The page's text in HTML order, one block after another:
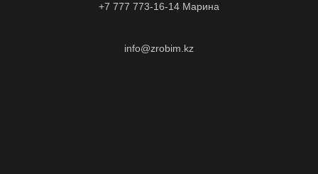
+7 777 773-16-14 Марина
info@zrobim.kz